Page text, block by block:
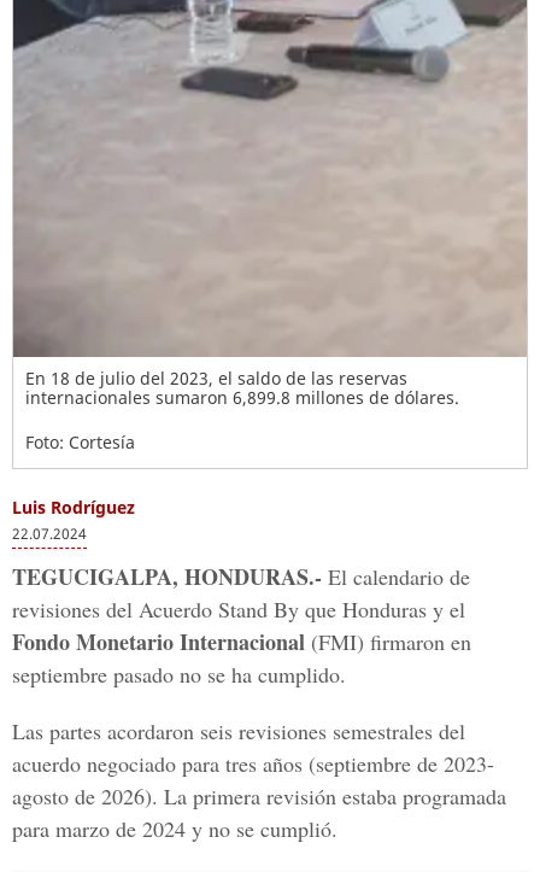
En 18 de julio del 2023, el saldo de las reservas
internacionales sumaron 6,899.8 millones de dólares.
Foto: Cortesía
Luis Rodríguez
22.07.2024
TEGUCIGALPA, HONDURAS.- El calendario de
revisiones del Acuerdo Stand By que Honduras y el
Fondo Monetario Internacional (FMI) firmaron en
septiembre pasado no se ha cumplido.
Las partes acordaron seis revisiones semestrales del
acuerdo negociado para tres años (septiembre de 2023-
agosto de 2026). La primera revisión estaba programada
para marzo de 2024 y no se cumplió.